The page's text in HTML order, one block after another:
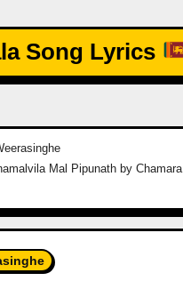
Song Lyrics
Mal Pipunath by Chamara